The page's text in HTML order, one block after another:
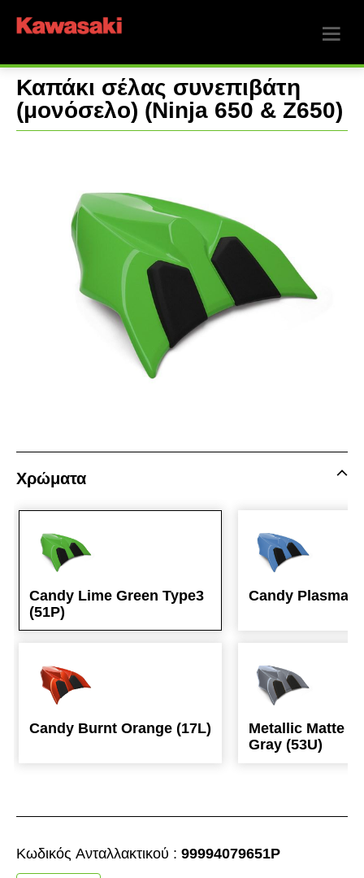
Καπάκι σέλας συνεπιβάτη
(μονόσελο) (Ninja 650 & Z650)
Κωδικός Aνταλλακτικού : 99994079651P
Χρώματα
Candy Lime Green Type3
(51P)
Candy Burnt Orange (17L)
Candy Plasma
Metallic Matte
Gray (53U)